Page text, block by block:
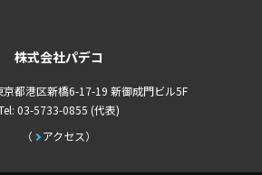
株式会社パデコ
都港区新橋6-17-19 新御成門ビル5F
アクセス
03-5733-0855 (代表)